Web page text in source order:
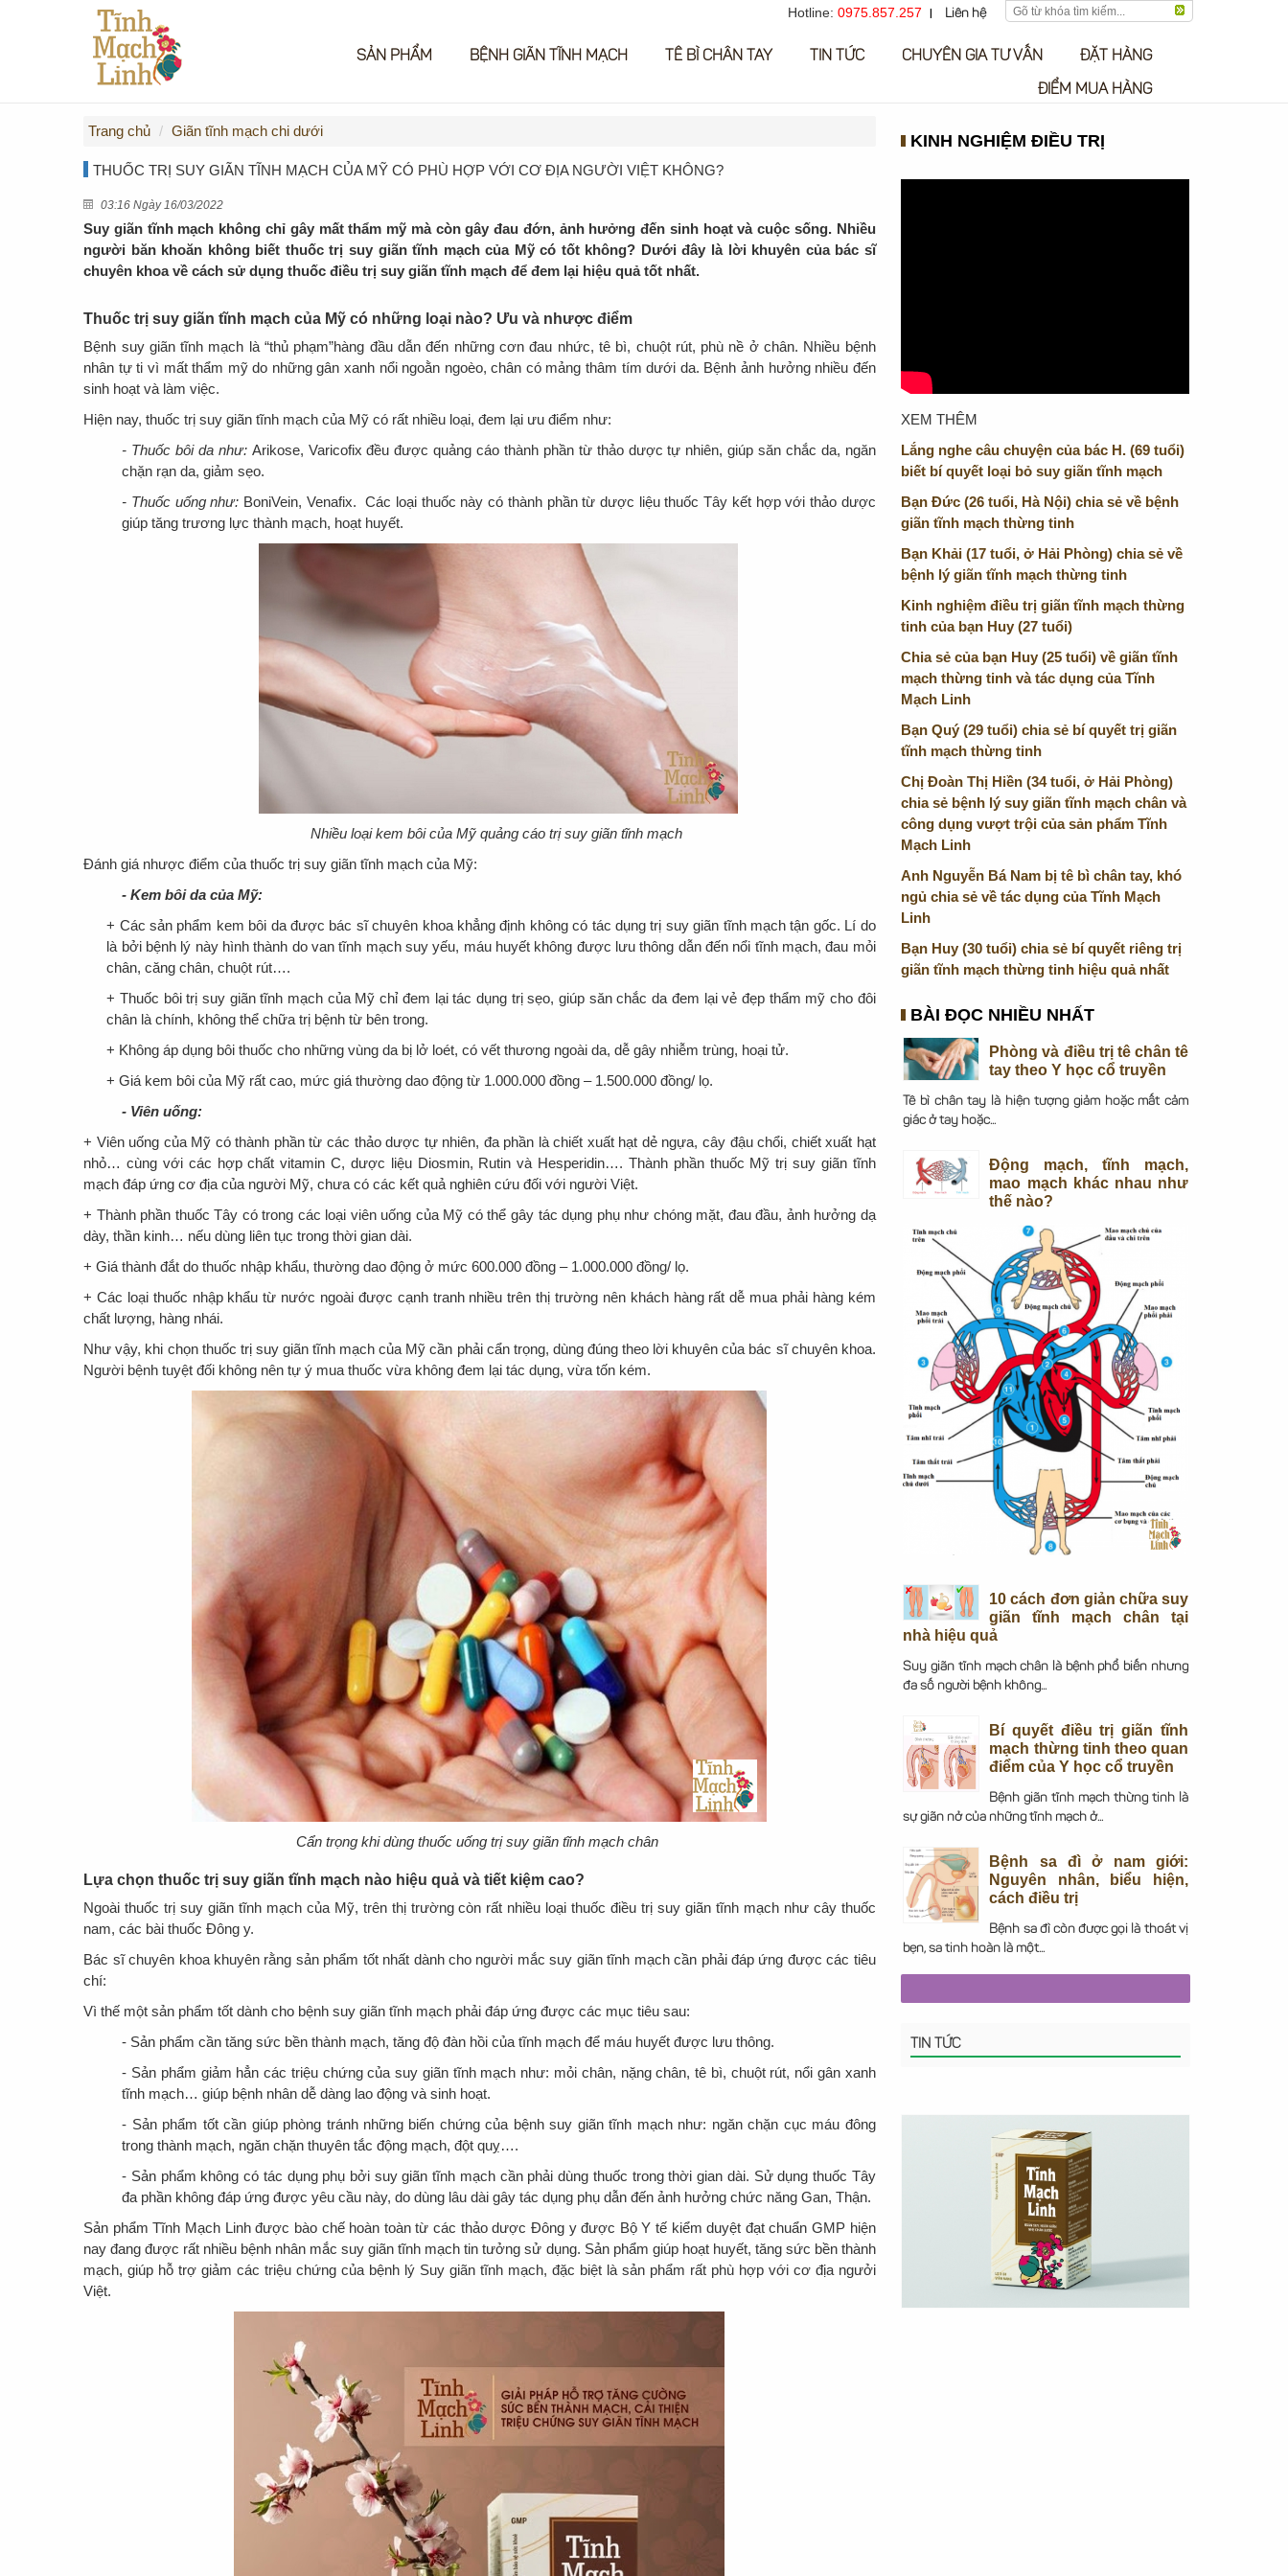
Hotline: 0975.857.257 Liên hệ
SẢN PHẨM BỆNH GIÃN TĨNH MẠCH TÊ BÌ CHÂN TAY TIN TỨC CHUYÊN GIA TƯ VẤN ĐẶT HÀNG
ĐIỂM MUA HÀNG
Trang chủ Giãn tĩnh mạch chi dưới
THUỐC TRỊ SUY GIÃN TĨNH MẠCH CỦA MỸ CÓ PHÙ HỢP VỚI CƠ ĐỊA NGƯỜI VIỆT KHÔNG?
03:16 Ngày 16/03/2022
Suy giãn tĩnh mạch không chỉ gây mất thẩm mỹ mà còn gây đau đớn, ảnh hưởng đến sinh hoạt và cuộc sống. Nhiều
người băn khoăn không biết thuốc trị suy giãn tĩnh mạch của Mỹ có tốt không? Dưới đây là lời khuyên của bác sĩ
chuyên khoa về cách sử dụng thuốc điều trị suy giãn tĩnh mạch để đem lại hiệu quả tốt nhất.
Thuốc trị suy giãn tĩnh mạch của Mỹ có những loại nào? Ưu và nhược điểm
Bệnh suy giãn tĩnh mạch là “thủ phạm”hàng đầu dẫn đến những cơn đau nhức, tê bì, chuột rút, phù nề ở chân. Nhiều bệnh
nhân tự ti vì mất thẩm mỹ do những gân xanh nổi ngoằn ngoèo, chân có mảng thâm tím dưới da. Bệnh ảnh hưởng nhiều đến
sinh hoạt và làm việc.
Hiện nay, thuốc trị suy giãn tĩnh mạch của Mỹ có rất nhiều loại, đem lại ưu điểm như:
- Thuốc bôi da như: Arikose, Varicofix đều được quảng cáo thành phần từ thảo dược tự nhiên, giúp săn chắc da, ngăn
chặn rạn da, giảm sẹo.
- Thuốc uống như: BoniVein, Venafix. Các loại thuốc này có thành phần từ dược liệu thuốc Tây kết hợp với thảo dược
giúp tăng trương lực thành mạch, hoạt huyết.
Nhiều loại kem bôi của Mỹ quảng cáo trị suy giãn tĩnh mạch
Đánh giá nhược điểm của thuốc trị suy giãn tĩnh mạch của Mỹ:
- Kem bôi da của Mỹ:
+ Các sản phẩm kem bôi da được bác sĩ chuyên khoa khẳng định không có tác dụng trị suy giãn tĩnh mạch tận gốc. Lí do
là bởi bệnh lý này hình thành do van tĩnh mạch suy yếu, máu huyết không được lưu thông dẫn đến nổi tĩnh mạch, đau mỏi
chân, căng chân, chuột rút….
+ Thuốc bôi trị suy giãn tĩnh mạch của Mỹ chỉ đem lại tác dụng trị sẹo, giúp săn chắc da đem lại vẻ đẹp thẩm mỹ cho đôi
chân là chính, không thể chữa trị bệnh từ bên trong.
+ Không áp dụng bôi thuốc cho những vùng da bị lở loét, có vết thương ngoài da, dễ gây nhiễm trùng, hoại tử.
+ Giá kem bôi của Mỹ rất cao, mức giá thường dao động từ 1.000.000 đồng – 1.500.000 đồng/ lọ.
- Viên uống:
+ Viên uống của Mỹ có thành phần từ các thảo dược tự nhiên, đa phần là chiết xuất hạt dẻ ngựa, cây đậu chổi, chiết xuất hạt
nhỏ… cùng với các hợp chất vitamin C, dược liệu Diosmin, Rutin và Hesperidin…. Thành phần thuốc Mỹ trị suy giãn tĩnh
mạch đáp ứng cơ địa của người Mỹ, chưa có các kết quả nghiên cứu đối với người Việt.
+ Thành phần thuốc Tây có trong các loại viên uống của Mỹ có thể gây tác dụng phụ như chóng mặt, đau đầu, ảnh hưởng dạ
dày, thần kinh… nếu dùng liên tục trong thời gian dài.
+ Giá thành đắt do thuốc nhập khẩu, thường dao động ở mức 600.000 đồng – 1.000.000 đồng/ lọ.
+ Các loại thuốc nhập khẩu từ nước ngoài được cạnh tranh nhiều trên thị trường nên khách hàng rất dễ mua phải hàng kém
chất lượng, hàng nhái.
Như vậy, khi chọn thuốc trị suy giãn tĩnh mạch của Mỹ cần phải cẩn trọng, dùng đúng theo lời khuyên của bác sĩ chuyên khoa.
Người bệnh tuyệt đối không nên tự ý mua thuốc vừa không đem lại tác dụng, vừa tốn kém.
Cẩn trọng khi dùng thuốc uống trị suy giãn tĩnh mạch chân
Lựa chọn thuốc trị suy giãn tĩnh mạch nào hiệu quả và tiết kiệm cao?
Ngoài thuốc trị suy giãn tĩnh mạch của Mỹ, trên thị trường còn rất nhiều loại thuốc điều trị suy giãn tĩnh mạch như cây thuốc
nam, các bài thuốc Đông y.
Bác sĩ chuyên khoa khuyên rằng sản phẩm tốt nhất dành cho người mắc suy giãn tĩnh mạch cần phải đáp ứng được các tiêu
chí:
Vì thế một sản phẩm tốt dành cho bệnh suy giãn tĩnh mạch phải đáp ứng được các mục tiêu sau:
- Sản phẩm cần tăng sức bền thành mạch, tăng độ đàn hồi của tĩnh mạch để máu huyết được lưu thông.
- Sản phẩm giảm hẳn các triệu chứng của suy giãn tĩnh mạch như: mỏi chân, nặng chân, tê bì, chuột rút, nổi gân xanh
tĩnh mạch… giúp bệnh nhân dễ dàng lao động và sinh hoạt.
- Sản phẩm tốt cần giúp phòng tránh những biến chứng của bệnh suy giãn tĩnh mạch như: ngăn chặn cục máu đông
trong thành mạch, ngăn chặn thuyên tắc động mạch, đột quỵ….
- Sản phẩm không có tác dụng phụ bởi suy giãn tĩnh mạch cần phải dùng thuốc trong thời gian dài. Sử dụng thuốc Tây
đa phần không đáp ứng được yêu cầu này, do dùng lâu dài gây tác dụng phụ dẫn đến ảnh hưởng chức năng Gan, Thận.
Sản phẩm Tĩnh Mạch Linh được bào chế hoàn toàn từ các thảo dược Đông y được Bộ Y tế kiểm duyệt đạt chuẩn GMP hiện
nay đang được rất nhiều bệnh nhân mắc suy giãn tĩnh mạch tin tưởng sử dụng. Sản phẩm giúp hoạt huyết, tăng sức bền thành
mạch, giúp hỗ trợ giảm các triệu chứng của bệnh lý Suy giãn tĩnh mạch, đặc biệt là sản phẩm rất phù hợp với cơ địa ngưởi
Việt.
KINH NGHIỆM ĐIỀU TRỊ
XEM THÊM
Lắng nghe câu chuyện của bác H. (69 tuổi)
biết bí quyết loại bỏ suy giãn tĩnh mạch
Bạn Đức (26 tuổi, Hà Nội) chia sẻ về bệnh
giãn tĩnh mạch thừng tinh
Bạn Khải (17 tuổi, ở Hải Phòng) chia sẻ về
bệnh lý giãn tĩnh mạch thừng tinh
Kinh nghiệm điều trị giãn tĩnh mạch thừng
tinh của bạn Huy (27 tuổi)
Chia sẻ của bạn Huy (25 tuổi) về giãn tĩnh
mạch thừng tinh và tác dụng của Tĩnh
Mạch Linh
Bạn Quý (29 tuổi) chia sẻ bí quyết trị giãn
tĩnh mạch thừng tinh
Chị Đoàn Thị Hiền (34 tuổi, ở Hải Phòng)
chia sẻ bệnh lý suy giãn tĩnh mạch chân và
công dụng vượt trội của sản phẩm Tĩnh
Mạch Linh
Anh Nguyễn Bá Nam bị tê bì chân tay, khó
ngủ chia sẻ về tác dụng của Tĩnh Mạch
Linh
Bạn Huy (30 tuổi) chia sẻ bí quyết riêng trị
giãn tĩnh mạch thừng tinh hiệu quả nhất
BÀI ĐỌC NHIỀU NHẤT
Phòng và điều trị tê chân tê
tay theo Y học cổ truyền
Tê bì chân tay là hiện tượng giảm hoặc mất cảm
giác ở tay hoặc...
Động mạch, tĩnh mạch,
mao mạch khác nhau như
thế nào?
10 cách đơn giản chữa suy
giãn tĩnh mạch chân tại
nhà hiệu quả
Suy giãn tĩnh mạch chân là bệnh phổ biến nhưng
đa số người bệnh không...
Bí quyết điều trị giãn tĩnh
mạch thừng tinh theo quan
điểm của Y học cổ truyền
Bệnh giãn tĩnh mạch thừng tinh là
sự giãn nở của những tĩnh mạch ở...
Bệnh sa đì ở nam giới:
Nguyên nhân, biểu hiện,
cách điều trị
Bệnh sa đì còn được gọi là thoát vị
bẹn, sa tinh hoàn là một...
TIN TỨC